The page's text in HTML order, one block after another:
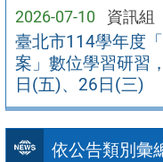
2026-07-10 資訊組
臺北市114學年度
案」數位學習研習
日(五)、26日(三)
依公告類別彙